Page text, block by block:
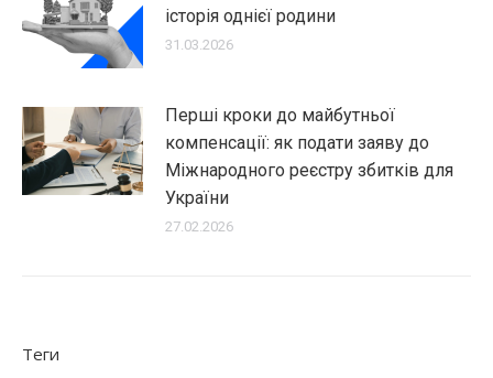
історія однієї родини
31.03.2026
Перші кроки до майбутньої
компенсації: як подати заяву до
Міжнародного реєстру збитків для
України
27.02.2026
Теги